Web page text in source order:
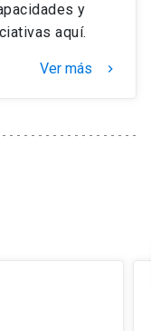
y
aquí.
Ver más keyboard_arrow_right